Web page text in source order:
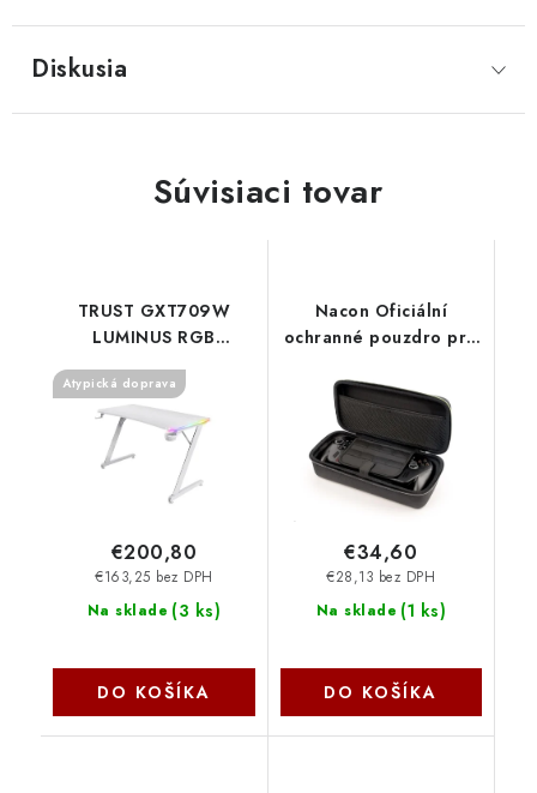
Diskusia
Súvisiaci tovar
TRUST GXT709W
LUMINUS RGB
DESKGXT RGB DESK
WHT 25328 Trust
Atypická doprava
Na sklade (3 ks)
€163,25 bez DPH
€200,80
DO KOŠÍKA
Nacon Oficiální
ochranné pouzdro pro
XBXROGPOUCHXL
Na sklade (1 ks)
€28,13 bez DPH
€34,60
DO KOŠÍKA